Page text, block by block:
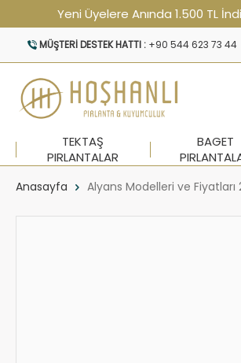
Yeni Üyelere Anında 1.500 TL
MÜŞTERI DESTEK HATTI : +90 544 623 73 44
TEKTAŞ
PIRLANTALAR
BAGET
Anasayfa Alyans Modelleri ve Fiyatları